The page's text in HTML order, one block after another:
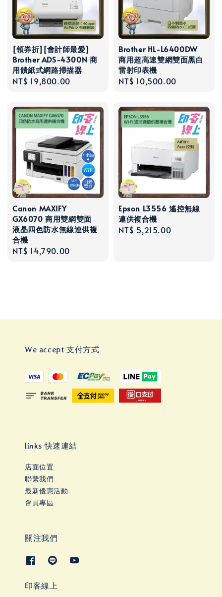
[領券折][會計師最愛]
Brother ADS-4300N 商
用饋紙式網路掃描器
Regular
NT$ 19,800.00
Brother HL-L6400DW
商用超高速雙網雙面黑白
雷射印表機
Regular
NT$ 10,500.00
Canon MAXIFY
GX6070 商用雙網雙面
液晶四色防水無線連供複
合機
Regular
NT$ 14,790.00
Epson L3556 遙控無線
連供複合機
Regular
NT$ 5,215.00
We accept 支付方式
links 快速連結
店面位置
聯繫我們
最新優惠活動
會員專區
關注我們
印客線上